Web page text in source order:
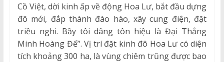
Cồ Việt, dời kinh ấp về động Hoa Lư, bắt đầu dựng
đô mới, đắp thành đào hào, xây cung điện, đặt
triều nghi. Bầy tôi dâng tôn hiệu là Đại Thắng
Minh Hoàng Đế”. Vị trí đặt kinh đô Hoa Lư có diện
tích khoảng 300 ha, là vùng chiêm trũng được bao